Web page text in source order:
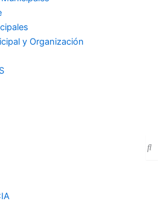
y Organización